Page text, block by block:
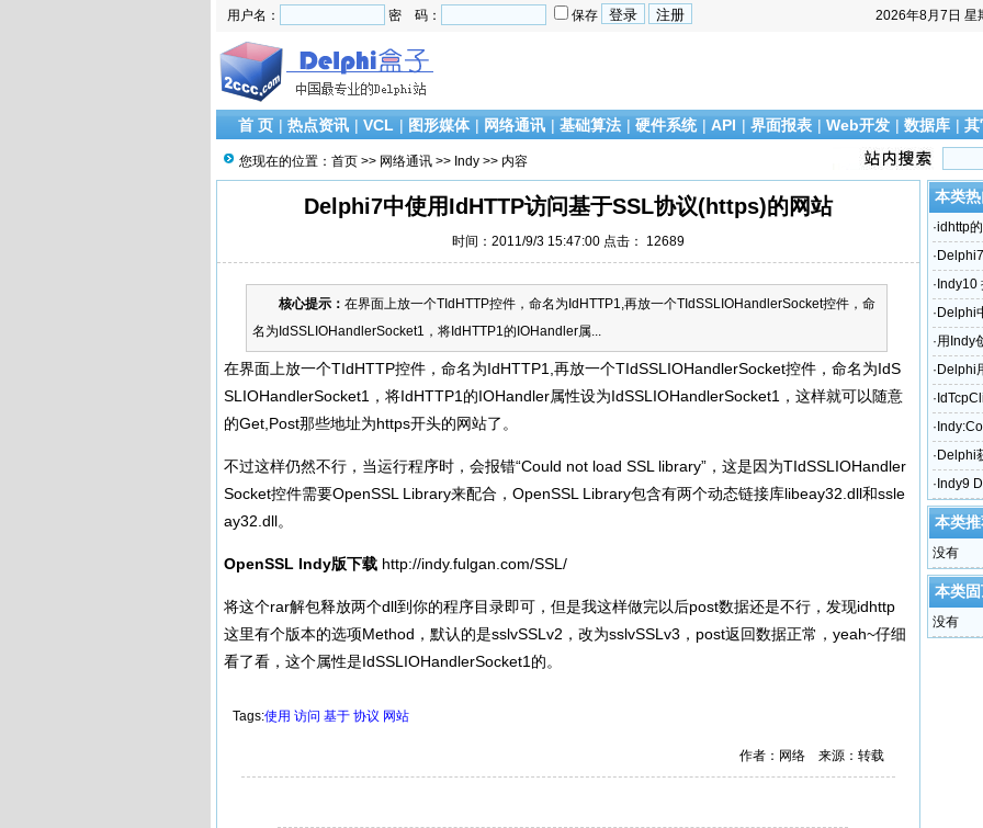
2026年8月7日 星
用户名： 密 码： 保存
首 页 | 热点资讯 | VCL | 图形媒体 | 网络通讯 | 基础算法 | 硬件系统 | API | 界面报表 | Web开发 | 数据库 | 其
您现在的位置： 首页 >> 网络通讯 >> Indy >> 内容
Delphi7中使用IdHTTP访问基于SSL协议(https)的网站
时间：2011/9/3 15:47:00 点击： 12689
核心提示： 在界面上放一个TIdHTTP控件，命名为IdHTTP1,再放一个TIdSSLIOHandlerSocket控件，命
名为IdSSLIOHandlerSocket1，将IdHTTP1的IOHandler属...
在界面上放一个TIdHTTP控件，命名为IdHTTP1,再放一个TIdSSLIOHandlerSocket控件，命名为IdS
SLIOHandlerSocket1，将IdHTTP1的IOHandler属性设为IdSSLIOHandlerSocket1，这样就可以随意
的Get,Post那些地址为https开头的网站了。
不过这样仍然不行，当运行程序时，会报错“Could not load SSL library”，这是因为TIdSSLIOHandler
Socket控件需要OpenSSL Library来配合，OpenSSL Library包含有两个动态链接库libeay32.dll和ssle
ay32.dll。
OpenSSL Indy版下载 http://indy.fulgan.com/SSL/
将这个rar解包释放两个dll到你的程序目录即可，但是我这样做完以后post数据还是不行，发现idhttp
这里有个版本的选项Method，默认的是sslvSSLv2，改为sslvSSLv3，post返回数据正常，yeah~仔细
看了看，这个属性是IdSSLIOHandlerSocket1的。
Tags:使用 访问 基于 协议 网站
作者：网络 来源：转载
本类
·idhttp
·
的网站
· Indy10
· Delphi
·用Indy
· Delphi
·
符？
·
· Delphi
· Indy9
本类
没有
本类
没有